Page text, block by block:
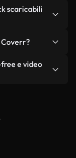
sempre
utilizzati
sui
scaricabili
include
puliti e pronti
Coverr?
remixare i
prodotto
e video